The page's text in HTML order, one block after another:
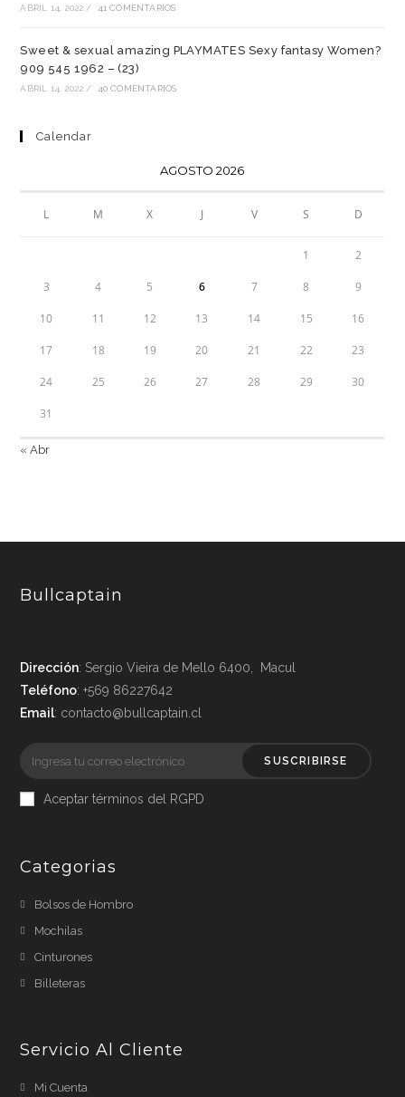
ABRIL 14, 2022 / 41 COMENTARIOS
Sweet & sexual amazing PLAYMATES Sexy fantasy Women?
909 545 1962 – (23)
ABRIL 14, 2022 / 40 COMENTARIOS
Calendar
AGOSTO 2026
L M X J V S D
1 2
3 4 5 6 7 8 9
10 11 12 13 14 15 16
17 18 19 20 21 22 23
24 25 26 27 28 29 30
31
« Abr
Bullcaptain
Dirección: Sergio Vieira de Mello 6400, Macul
Teléfono: +569 86227642
Email: contacto@bullcaptain.cl
SUSCRIBIRSE
Aceptar términos del RGPD
Categorias
Bolsos de Hombro
Mochilas
Cinturones
Billeteras
Servicio Al Cliente
Mi Cuenta